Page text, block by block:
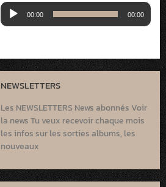
Lecteur
audio
00:00 00:00
NEWSLETTERS
Les NEWSLETTERS News abonnés Voir
la news Tu veux recevoir chaque mois
les infos sur les sorties albums, les
nouveaux